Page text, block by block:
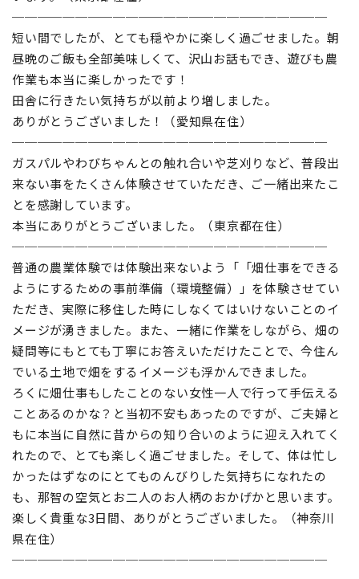
─────────────────────────
短い間でしたが、とても穏やかに楽しく過ごせました。朝
昼晩のご飯も全部美味しくて、沢山お話もでき、遊びも農
作業も本当に楽しかったです！
田舎に行きたい気持ちが以前より増しました。
ありがとうございました！（愛知県在住）
─────────────────────────
ガスパルやわびちゃんとの触れ合いや芝刈りなど、普段出
来ない事をたくさん体験させていただき、ご一緒出来たこ
とを感謝しています。
本当にありがとうございました。（東京都在住）
─────────────────────────
普通の農業体験では体験出来ないよう「「畑仕事をできる
ようにするための事前準備（環境整備）」を体験させてい
ただき、実際に移住した時にしなくてはいけないことのイ
メージが湧きました。また、一緒に作業をしながら、畑の
疑問等にもとても丁寧にお答えいただけたことで、今住ん
でいる土地で畑をするイメージも浮かんできました。
ろくに畑仕事もしたことのない女性一人で行って手伝える
ことあるのかな？と当初不安もあったのですが、ご夫婦と
もに本当に自然に昔からの知り合いのように迎え入れてく
れたので、とても楽しく過ごせました。そして、体は忙し
かったはずなのにとてものんびりした気持ちになれたの
も、那智の空気とお二人のお人柄のおかげかと思います。
楽しく貴重な3日間、ありがとうございました。（神奈川
県在住）
─────────────────────────